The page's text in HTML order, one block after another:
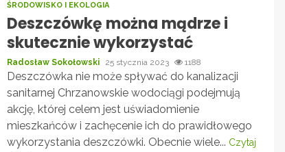
ŚRODOWISKO I EKOLOGIA
Deszczówkę można mądrze i
skutecznie wykorzystać
Radosław Sokołowski 25 stycznia 2023 1188
Deszczówka nie może spływać do kanalizacji
sanitarnej Chrzanowskie wodociągi podejmują
akcję, której celem jest uświadomienie
mieszkańców i zachęcenie ich do prawidłowego
wykorzystania deszczówki. Obecnie wiele... Czytaj